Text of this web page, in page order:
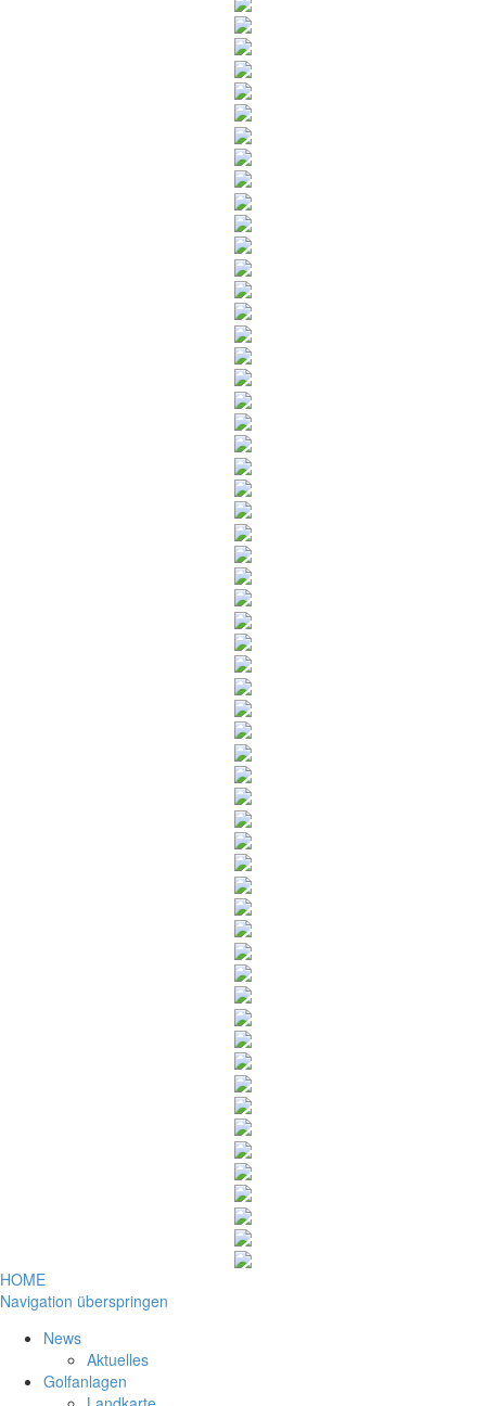
HOME
Navigation überspringen
News
Aktuelles
Golfanlagen